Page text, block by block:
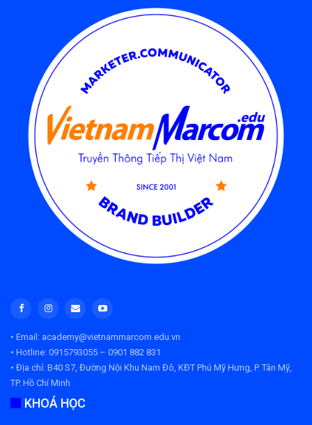
• Email: academy@vietnammarcom.edu.vn
• Hotline: 0915793055 – 0901 882 831
• Địa chỉ: B40 S7, Đường Nội Khu Nam Đô, KĐT Phú Mỹ Hưng, P. Tân Mỹ,
TP. Hồ Chí Minh
KHOÁ HỌC